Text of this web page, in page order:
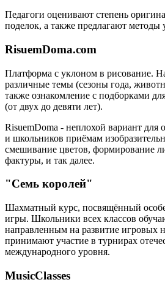
Педагоги оценивают степень
поделок, а также предлагают методы
RisuemDoma.com
Платформа с уклоном в рисование.
различные темы (сезоны года,
также ознакомление с подборками
(от двух до девяти лет).
RisuemDoma - неплохой вариант для
и школьников приёмам
смешивание цветов, формирование
фактуры, и так далее.
"Семь королей"
Шахматный курс, посвящённый
игры. Школьники всех классов
направленным на развитие игровых
принимают участие в турнирах
международного уровня.
MusicClasses